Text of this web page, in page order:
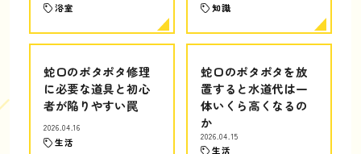
浴室 知識
蛇口のポタポタ修理
に必要な道具と初心
者が陥りやすい罠
2026.04.16
生活
蛇口のポタポタを放
置すると水道代は一
体いくら高くなるの
か
2026.04.15
生活